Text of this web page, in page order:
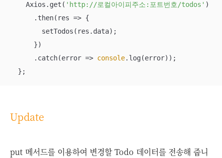
    Axios.get(
'http://로컬아이피주소:포트번호/todos' )
      .then(
res => {
        setTodos(res.data);
      })
      .catch(
error => console.log(error));
  };
Update
put 메서드를 이용하여 변경할 Todo 데이터를 전송해 줍니